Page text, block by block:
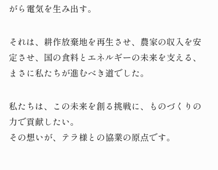
がら電気を生み出す。
それは、耕作放棄地を再生させ、農家の収入を安
定させ、国の食料とエネルギーの未来を支える、
まさに私たちが進むべき道でした。
私たちは、この未来を創る挑戦に、ものづくりの
力で貢献したい。
その想いが、テラ様との協業の原点です。